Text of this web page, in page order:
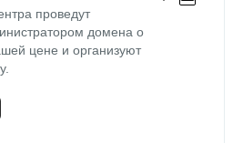
проведут
домена о
цене и организуют